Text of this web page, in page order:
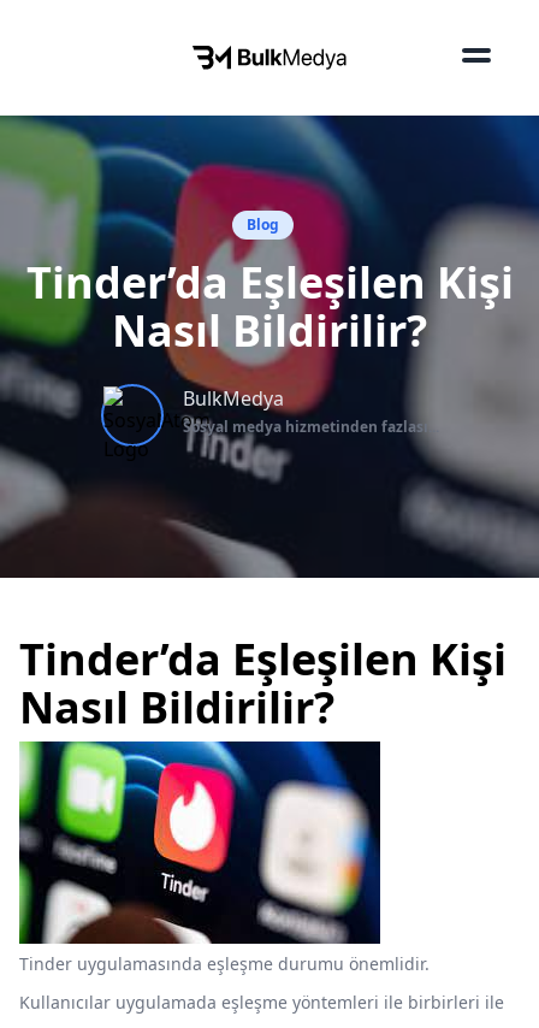
Blog
Tinder’da Eşleşilen Kişi
Nasıl Bildirilir?
BulkMedya
Sosyal medya hizmetinden fazlası...
Tinder’da Eşleşilen Kişi
Nasıl Bildirilir?
Tinder uygulamasında eşleşme durumu önemlidir.
Kullanıcılar uygulamada eşleşme yöntemleri ile birbirleri ile